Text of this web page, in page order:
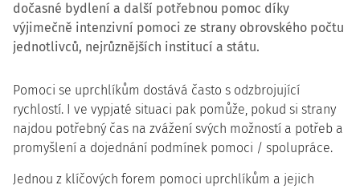
dočasné bydlení a další potřebnou pomoc díky
výjimečně intenzivní pomoci ze strany obrovského počtu
jednotlivců, nejrůznějších institucí a státu.
Pomoci se uprchlíkům dostává často s odzbrojující
rychlostí. I ve vypjaté situaci pak pomůže, pokud si strany
najdou potřebný čas na zvážení svých možností a potřeb a
promyšlení a dojednání podmínek pomoci / spolupráce.
Jednou z klíčových forem pomoci uprchlíkům a jejich